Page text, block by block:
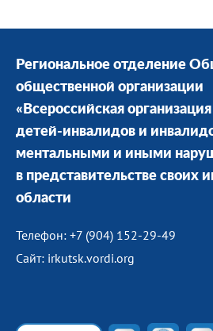
Региональное отделение
общественной организации
«Всероссийская
детей-инвалидов и
ментальными и иными
в представительстве своих
области
Телефон: +7 (904) 152-29-49
Сайт: irkutsk.vordi.org